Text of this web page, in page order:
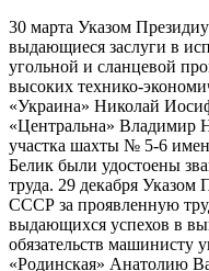
30 марта Указом
выдающиеся заслуги в
угольной и сланцевой
высоких технико-
«Украина» Николай
«Центральна» Владимир
участка шахты № 5-6
Белик были удостоены
труда. 29 декабря Указом
СССР за проявленную
выдающихся успехов в
обязательств машинисту
«Родинская» Анатолию